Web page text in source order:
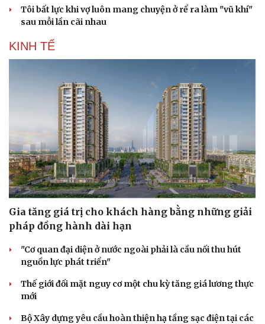
Tôi bất lực khi vợ luôn mang chuyện ở rể ra làm "vũ khí"
sau mỗi lần cãi nhau
KINH TẾ
Gia tăng giá trị cho khách hàng bằng những giải
pháp đồng hành dài hạn
"Cơ quan đại diện ở nước ngoài phải là cầu nối thu hút
nguồn lực phát triển"
Thế giới đối mặt nguy cơ một chu kỳ tăng giá lương thực
mới
Bộ Xây dựng yêu cầu hoàn thiện hạ tầng sạc điện tại các